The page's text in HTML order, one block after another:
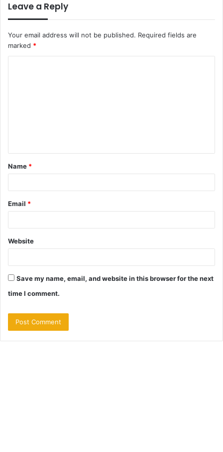
Leave a Reply
Your email address will not be published. Required fields are
marked *
t
*
Name *
Email *
Website
Save my name, email, and website in this browser for the next
time I comment.